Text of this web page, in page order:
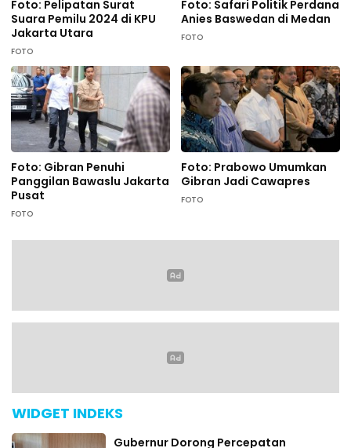
Foto: Pelipatan Surat
Suara Pemilu 2024 di KPU
Jakarta Utara
FOTO
Foto: Safari Politik Perdana
Anies Baswedan di Medan
FOTO
Foto: Gibran Penuhi
Panggilan Bawaslu Jakarta
Pusat
FOTO
Foto: Prabowo Umumkan
Gibran Jadi Cawapres
FOTO
WIDGET INDEKS
Gubernur Dorong Percepatan